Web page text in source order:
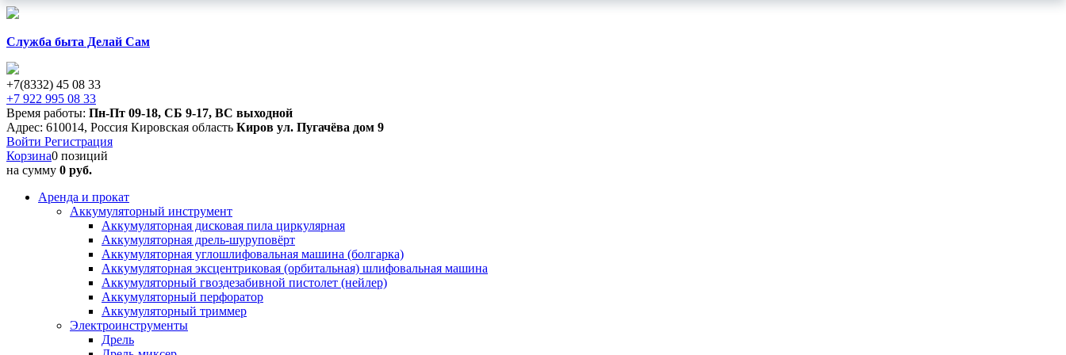
Служба быта Делай Сам
+7(8332) 45 08 33
+7 922 995 08 33
Время работы: Пн-Пт 09-18, СБ 9-17, ВС выходной
Адрес: 610014, Россия Кировская область Киров ул. Пугачёва дом 9
Войти Регистрация
Корзина0 позиций
на сумму 0 руб.
Аренда и прокат
Аккумуляторный инструмент
Аккумуляторная дисковая пила циркулярная
Аккумуляторная дрель-шуруповёрт
Аккумуляторная углошлифовальная машина (болгарка)
Аккумуляторная эксцентриковая (орбитальная) шлифовальная машина
Аккумуляторный гвоздезабивной пистолет (нейлер)
Аккумуляторный перфоратор
Аккумуляторный триммер
Электроинструменты
Дрель